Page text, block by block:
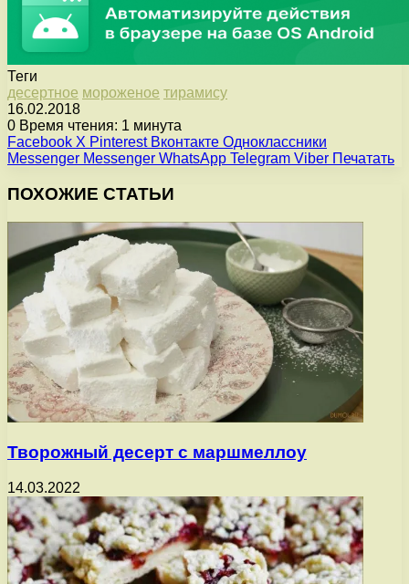
Теги
десертное мороженое тирамису
16.02.2018
0 Время чтения: 1 минута
Facebook X Pinterest Вконтакте Одноклассники
Messenger Messenger WhatsApp Telegram Viber Печатать
ПОХОЖИЕ СТАТЬИ
Творожный десерт с маршмеллоу
14.03.2022